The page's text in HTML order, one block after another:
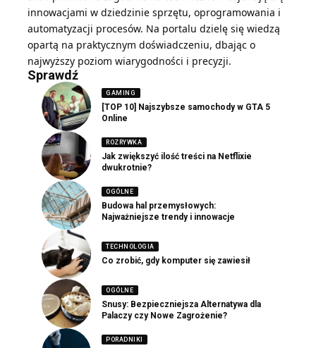
innowacjami w dziedzinie sprzętu, oprogramowania i
automatyzacji procesów. Na portalu dzielę się wiedzą
opartą na praktycznym doświadczeniu, dbając o
najwyższy poziom wiarygodności i precyzji.
Sprawdź
GAMING
[TOP 10] Najszybsze samochody w GTA 5
Online
ROZRYWKA
Jak zwiększyć ilość treści na Netflixie
dwukrotnie?
OGÓLNE
Budowa hal przemysłowych:
Najważniejsze trendy i innowacje
TECHNOLOGIA
Co zrobić, gdy komputer się zawiesił
OGÓLNE
Snusy: Bezpieczniejsza Alternatywa dla
Palaczy czy Nowe Zagrożenie?
PORADNIKI